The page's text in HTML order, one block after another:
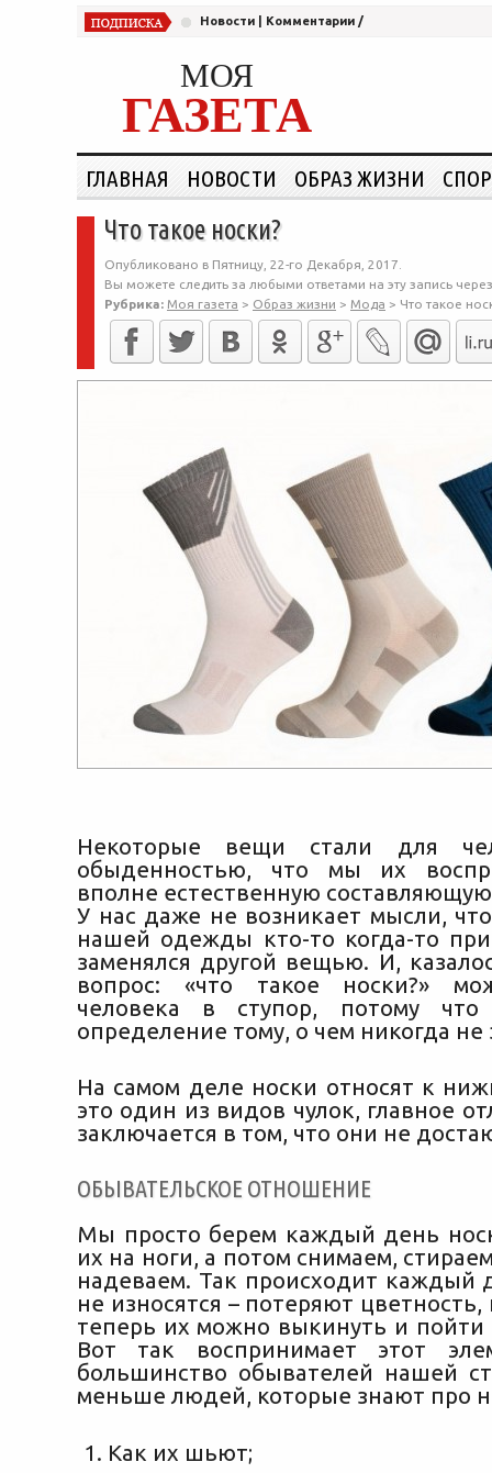
Новости Комментарии /
МОЯ
ГАЗЕТА
ГЛАВНАЯ НОВОСТИ ОБРАЗ ЖИЗНИ
Что такое носки?
Опубликовано в Пятницу, 22-го Декабря, 2017.
Вы можете следить за любыми ответами на эту запись
Рубрика: Моя газета > Образ жизни > Мода > Что такое
Некоторые вещи стали для
обыденностью, что мы их
вполне естественную
У нас даже не возникает мысли,
нашей одежды кто-то когда-то
заменялся другой вещью. И,
вопрос: «что такое носки?»
человека в ступор, потому
определение тому, о чем никогда не
На самом деле носки относят к
это один из видов чулок, главное
заключается в том, что они не
ОБЫВАТЕЛЬСКОЕ ОТНОШЕНИЕ
Мы просто берем каждый день
их на ноги, а потом снимаем,
надеваем. Так происходит каждый
не износятся – потеряют
теперь их можно выкинуть и пойти
Вот так воспринимает этот
большинство обывателей нашей
меньше людей, которые знают про
Как их шьют;